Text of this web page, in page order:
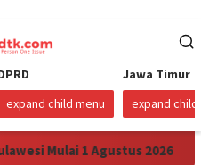
expand child menu
Jawa Timur
expand child
Mulai 1 Agustus 2026